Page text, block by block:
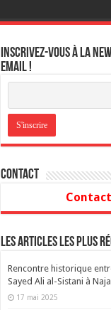
Inscrivez-vous à la
email !
Contact
Les articles les plus
Rencontre historique
Sayed Ali al-Sistani à
17 mai 2025